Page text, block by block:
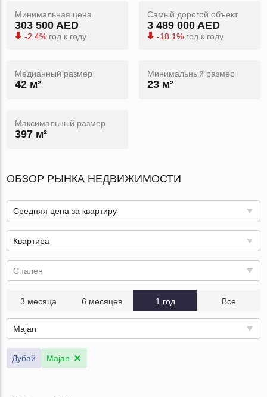
Минимальная цена
303 500 AED
-2.4% год к году
Самый дорогой объект
3 489 000 AED
-18.1% год к году
Медианный размер
42 м²
Минимальный размер
23 м²
Максимальный размер
397 м²
ОБЗОР РЫНКА НЕДВИЖИМОСТИ
Средняя цена за квартиру
Квартира
Спален
3 месяца 6 месяцев 1 год Все
Majan
Дубай Majan